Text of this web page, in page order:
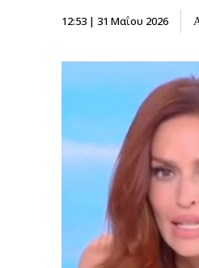
12:53 | 31 Μαΐου 2026